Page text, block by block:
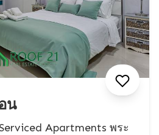
น
Apartments พระ